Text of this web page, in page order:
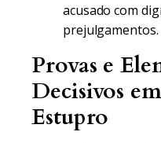
acusado com
prejulgamentos.
Provas e
Decisivos
Estupro